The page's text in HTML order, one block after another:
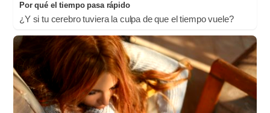
Por qué el tiempo pasa rápido
¿Y si tu cerebro tuviera la culpa de que el tiempo vuele?